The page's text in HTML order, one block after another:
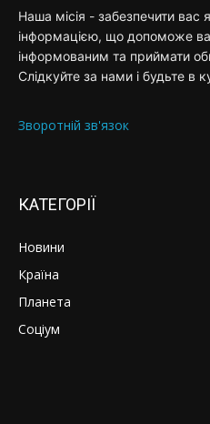
Наша місія - забезпечити вас
інформацією, що допоможе
інформованим та приймати
Слідкуйте за нами і будьте в
Зворотній зв'язок
КАТЕГОРІЇ
Новини
Країна
Планета
Соціум